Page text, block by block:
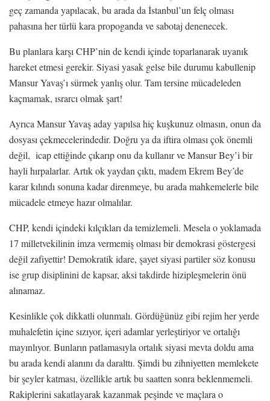
geç zamanda yapılacak, bu arada da İstanbul’un felç olması
pahasına her türlü kara propoganda ve sabotaj denenecek.
Bu planlara karşı CHP’nin de kendi içinde toparlanarak uyanık
hareket etmesi gerekir. Siyasi yasak gelse bile durumu kabullenip
Mansur Yavaş’ı sürmek yanlış olur. Tam tersine mücadeleden
kaçmamak, ısrarcı olmak şart!
Ayrıca Mansur Yavaş aday yapılsa hiç kuşkunuz olmasın, onun da
dosyası çekmecelerindedir. Doğru ya da iftira olması çok önemli
değil, icap ettiğinde çıkarıp onu da kullanır ve Mansur Bey’i bir
hayli hırpalarlar. Artık ok yaydan çıktı, madem Ekrem Bey’de
karar kılındı sonuna kadar direnmeye, bu arada mahkemelerle bile
mücadele etmeye hazır olmalılar.
CHP, kendi içindeki kılçıkları da temizlemeli. Mesela o yoklamada
17 milletvekilinin imza vermemiş olması bir demokrasi göstergesi
değil zafiyettir! Demokratik idare, şayet siyasi partiler söz konusu
ise grup disiplinini de kapsar, aksi takdirde hizipleşmelerin önü
alınamaz.
Kesinlikle çok dikkatli olunmalı. Gördüğünüz gibi rejim her yerde
muhalefetin içine sızıyor, içeri adamlar yerleştiriyor ve ortalığı
mayınlıyor. Bunların patlamasıyla ortalık siyasi mevta doldu ama
bu arada kendi alanını da daralttı. Şimdi bu zihniyetten memlekete
bir şeyler katması, özellikle artık bu saatten sonra beklenmemeli.
Rakiplerini sakatlayarak kazanmak peşinde ve maçlara o